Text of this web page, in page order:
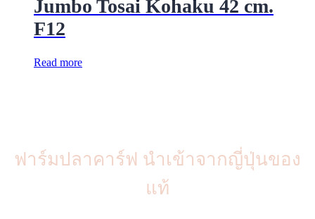
Jumbo Tosai Kohaku 42 cm.
F12
Read more
ฟาร์มปลาคาร์ฟ นำเข้าจากญี่ปุ่นของ
แท้